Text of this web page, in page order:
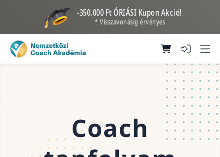
-350.000 Ft ÓRIÁSI Kupon Akció!
* Visszavonásig érvényes
Coach